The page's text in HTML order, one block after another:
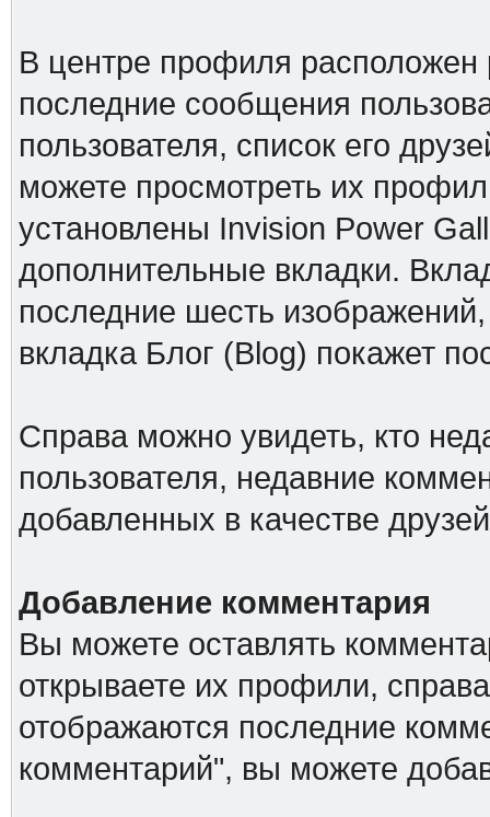
В центре профиля расположен
последние сообщения
пользователя, список его
можете просмотреть их
установлены Invision Power
дополнительные вкладки.
последние шесть
вкладка Блог (Blog) покажет
Справа можно увидеть, кто
пользователя, недавние
добавленных в качестве
Добавление комментария
Вы можете оставлять
открываете их профили,
отображаются последние
комментарий", вы можете